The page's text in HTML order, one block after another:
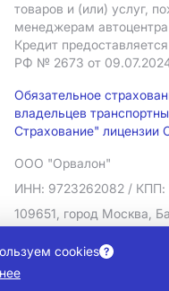
товаров и (или) услуг,
менеджерам автоцентра
Кредит
РФ № 2673 от
Обязательное
владельцев
Страхование" лицензии
ООО "Орвалон"
ИНН: 9723262082 / КПП:
109651, город Москва,
Политика в отношении
Согласие на рекламную
Правовая информация
cookies